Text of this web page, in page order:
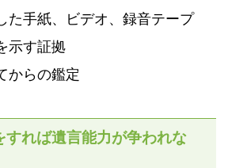
た手紙、ビデオ、録音テープ
示す証拠
からの鑑定
すれば遺言能力が争われな